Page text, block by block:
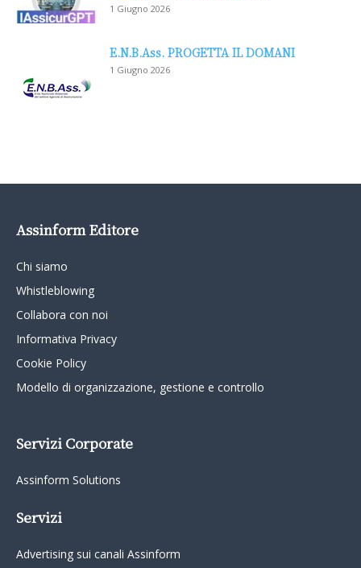
1 Giugno 2026
E.N.B.Ass. PROGETTA IL DOMANI
1 Giugno 2026
Assinform Editore
Chi siamo
Whistleblowing
Collabora con noi
Informativa Privacy
Cookie Policy
Modello di organizzazione, gestione e controllo
Servizi Corporate
Assinform Solutions
Servizi
Advertising sui canali Assinform